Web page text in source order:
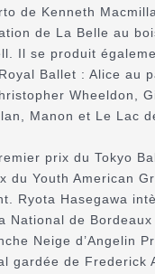
de Kenneth
de La Belle au
Il se produit
Ballet : Alice au
Wheeldon,
Manon et Le Lac
prix du Tokyo
du Youth American
Ryota Hasegawa
National de
Neige d’Angelin
gardée de Frederick